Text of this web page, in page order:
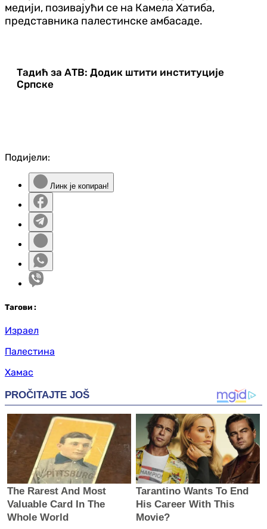
медији, позивајући се на Камела Хатиба,
представника палестинске амбасаде.
Тадић за АТВ: Додик штити институције
Српске
Подијели:
Линк је копиран!
Тагови :
Израел
Палестина
Хамас